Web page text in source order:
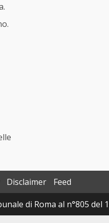
Disclaimer
Feed
di Roma al n°805 del